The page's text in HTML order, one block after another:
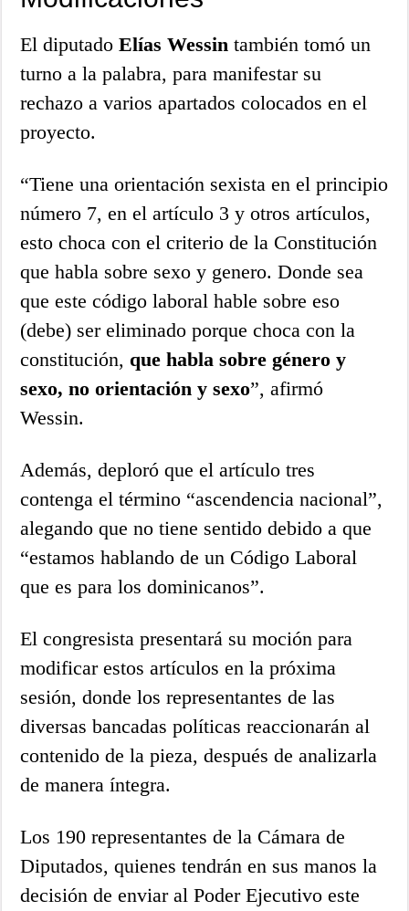
El diputadoElías Wessin también tomó un
turno a la palabra, para manifestar su
rechazo a varios apartados colocados en el
proyecto.
“Tiene una orientación sexista en el principio
número 7, en el artículo 3 y otros artículos,
esto choca con el criterio de la Constitución
que habla sobre sexo y genero. Donde sea
que este código laboral hable sobre eso
(debe) ser eliminado porque choca con la
constitución, que habla sobre género y
sexo, no orientación y sexo”, afirmó
Wessin.
Además, deploró que el artículo tres
contenga el término “ascendencia nacional”,
alegando que no tiene sentido debido a que
“estamos hablando de un Código Laboral
que es para los dominicanos”.
El congresista presentará su moción para
modificar estos artículos en la próxima
sesión, donde los representantes de las
diversas bancadas políticas reaccionarán al
contenido de la pieza, después de analizarla
de manera íntegra.
Los 190 representantes de la Cámara de
Diputados, quienes tendrán en sus manos la
decisión de enviar al Poder Ejecutivo este